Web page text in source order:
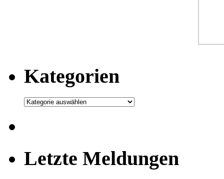
Kategorien
Kategorien
Letzte Meldungen